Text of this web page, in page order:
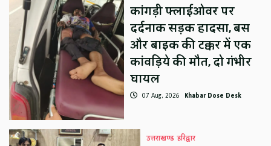
कांगड़ी फ्लाईओवर पर
दर्दनाक सड़क हादसा, बस
और बाइक की टक्कर में एक
कांवड़िये की मौत, दो गंभीर
घायल
07 Aug, 2026 Khabar Dose Desk
उत्तराखण्ड हरिद्वार